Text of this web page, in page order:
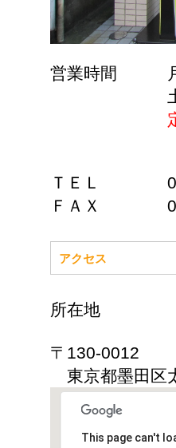
営業時間 月
土
ＴＥＬ 03-
ＦＡＸ 03-
アクセス
所在地
〒130-0012
東京都墨田区
This page can't